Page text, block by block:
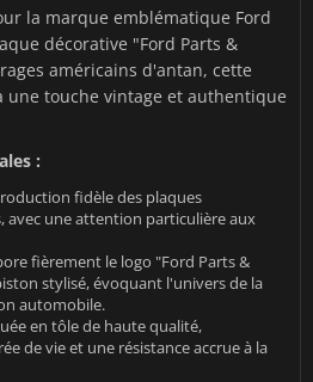
la marque emblématique Ford
décorative "Ford Parts &
américains d'antan, cette
une touche vintage et authentique
:
fidèle des plaques
avec une attention particulière aux
fièrement le logo "Ford Parts &
stylisé, évoquant l'univers de la
automobile.
en tôle de haute qualité,
de vie et une résistance accrue à la